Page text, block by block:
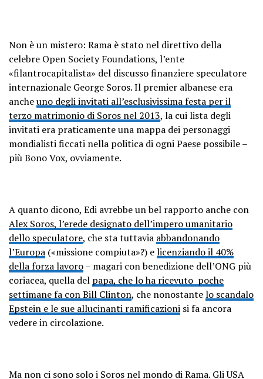
Non è un mistero: Rama è stato nel direttivo della
celebre Open Society Foundations, l’ente
«filantrocapitalista» del discusso finanziere speculatore
internazionale George Soros. Il premier albanese era
ancheuno degli invitati all’esclusivissima festa per il
terzo matrimonio di Soros nel 2013, la cui lista degli
invitati era praticamente una mappa dei personaggi
mondialisti ficcati nella politica di ogni Paese possibile –
più Bono Vox, ovviamente.
A quanto dicono, Edi avrebbe un bel rapporto anche con
Alex Soros, l’erede designato dell’impero umanitario
dello speculatore, che sta tuttavia abbandonando
l’Europa («missione compiuta»?) elicenziando il 40%
della forza lavoro– magari con benedizione dell’ONG più
coriacea, quella del papa, che lo ha ricevuto poche
settimane fa con Bill Clinton, che nonostantelo scandalo
Epstein e le sue allucinanti ramificazioni si fa ancora
vedere in circolazione.
Ma non ci sono solo i Soros nel mondo di Rama. Gli USA